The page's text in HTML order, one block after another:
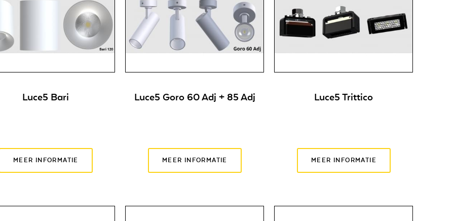
Luce5 Bari
MEER INFORMATIE
Luce5 Goro 60 Adj + 85 Adj
MEER INFORMATIE
Luce5 Trittico
MEER INFORMATIE